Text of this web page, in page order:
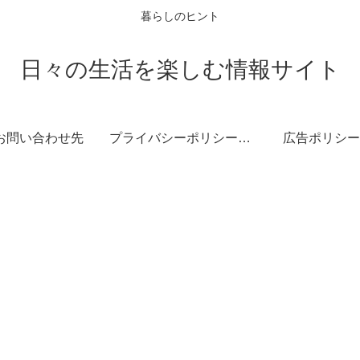
暮らしのヒント
日々の生活を楽しむ情報サイト
問い合わせ先 プライバシーポリシー・免責事項 広告ポリシー